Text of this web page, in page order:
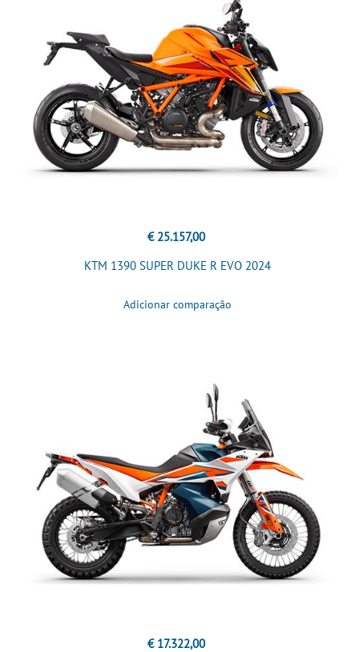
€ 25.157,00
KTM 1390 SUPER DUKE R EVO 2024
Adicionar comparação
€ 17.322,00